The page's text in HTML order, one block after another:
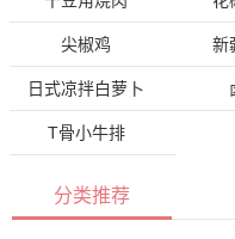
尖椒鸡 新
日式凉拌白萝卜
T骨小牛排
分类推荐